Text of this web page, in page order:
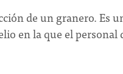
de un granero. Es
en la que el personal